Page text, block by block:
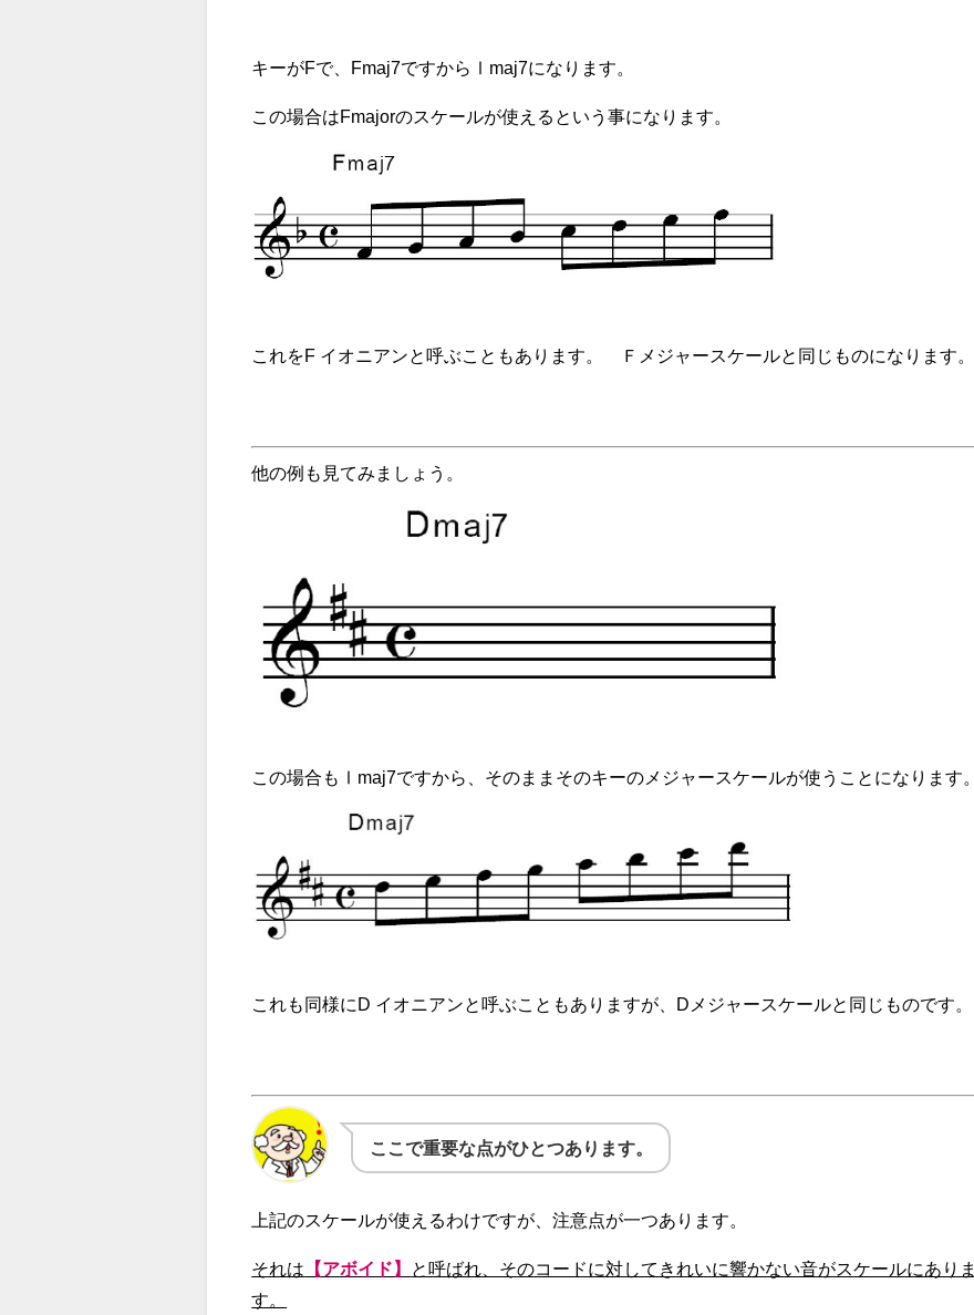
キーがFで、Fmaj7ですからⅠmaj7になります。
この場合はFmajorのスケールが使えるという事になります。
これをF イオニアンと呼ぶこともあります。 Ｆメジャースケールと同じものになります。
他の例も見てみましょう。
この場合もⅠmaj7ですから、そのままそのキーのメジャースケールが使うことになります。
これも同様にD イオニアンと呼ぶこともありますが、Dメジャースケールと同じものです。
ここで重要な点がひとつあります。
上記のスケールが使えるわけですが、注意点が一つあります。
それは 【アボイド】
と呼ばれ、そのコードに対してきれいに響かない音がスケールにありま
す。